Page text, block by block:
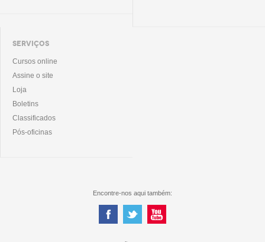
SERVIÇOS
Cursos online
Assine o site
Loja
Boletins
Classificados
Pós-oficinas
Encontre-nos aqui também: